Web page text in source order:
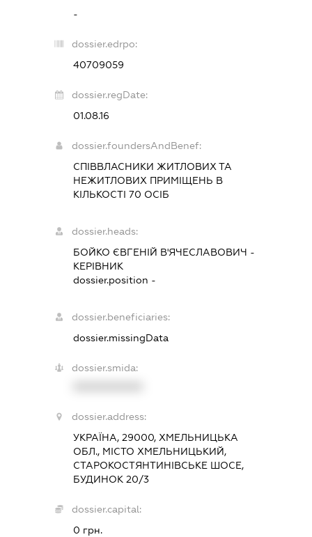
-
dossier.edrpo:
40709059
dossier.regDate:
01.08.16
dossier.foundersAndBenef:
СПІВВЛАСНИКИ ЖИТЛОВИХ ТА
НЕЖИТЛОВИХ ПРИМІЩЕНЬ В
КІЛЬКОСТІ 70 ОСІБ
dossier.heads:
БОЙКО ЄВГЕНІЙ В'ЯЧЕСЛАВОВИЧ -
КЕРІВНИК
dossier.position -
dossier.beneficiaries:
dossier.missingData
dossier.smida:
dossier.address:
УКРАЇНА, 29000, ХМЕЛЬНИЦЬКА
ОБЛ., МІСТО ХМЕЛЬНИЦЬКИЙ,
СТАРОКОСТЯНТИНІВСЬКЕ ШОСЕ,
БУДИНОК 20/3
dossier.capital:
0 грн.